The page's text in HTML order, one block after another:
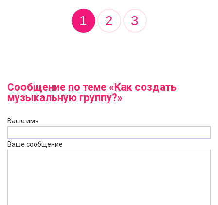
1 2 3
Сообщение по теме «Как создать
музыкальную группу?»
Ваше имя
Ваше сообщение